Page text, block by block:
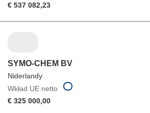
€ 537 082,23
SYMO-CHEM BV
Niderlandy
Wkład UE netto
€ 325 000,00